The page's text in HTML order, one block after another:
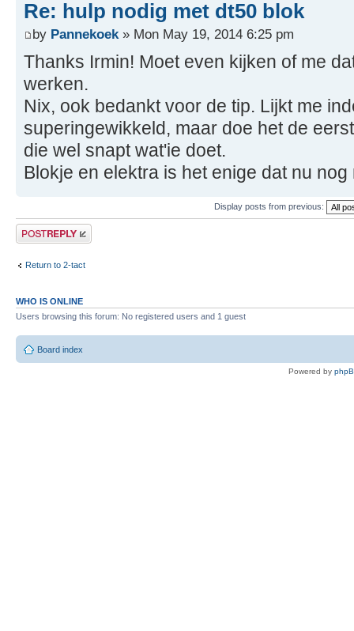
Re: hulp nodig met dt50 blok
by Pannekoek» Mon May 19, 2014 6:25 pm
Thanks Irmin! Moet even kijken of me
werken.
Nix, ook bedankt voor de tip. Lijkt me
superingewikkeld, maar doe het de
die wel snapt wat'ie doet.
Blokje en elektra is het enige dat nu
Display posts from previous:
Post a reply
Return to 2-tact
WHO IS ONLINE
Users browsing this forum: No registered users and 1 guest
Board index
Powered by